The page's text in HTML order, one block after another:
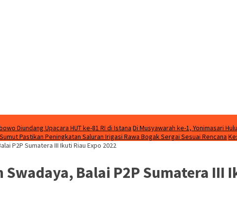
Diundang Upacara HUT ke-81 RI di Istana Di Musyawarah ke-1, Yonimasari
Pastikan Peningkatan Saluran Irigasi Rawa Bogak Sergai Sesuai Rencana
P2P Sumatera III Ikuti Riau Expo 2022
Balai P2P Sumatera III